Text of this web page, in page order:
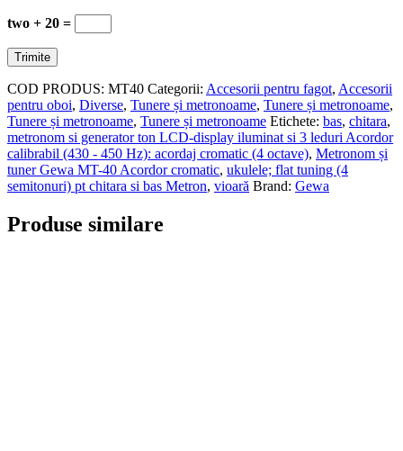
two + 20 =
COD PRODUS: MT40 Categorii: Accesorii pentru fagot, Accesorii
pentru oboi, Diverse, Tunere și metronoame, Tunere și metronoame,
Tunere și metronoame, Tunere și metronoame Etichete: bas, chitara,
metronom si generator ton LCD-display iluminat si 3 leduri Acordor
calibrabil (430 - 450 Hz): acordaj cromatic (4 octave), Metronom și
tuner Gewa MT-40 Acordor cromatic, ukulele; flat tuning (4
semitonuri) pt chitara si bas Metron, vioară Brand: Gewa
Produse similare